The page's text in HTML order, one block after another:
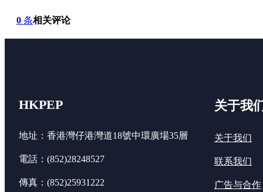
0 条相关评论
HKPEP
地址：香港灣仔港灣道18號中環廣場35層
電話：(852)28248527
傳真：(852)25931222
关于我
关于我们
联系我们
广告与合作